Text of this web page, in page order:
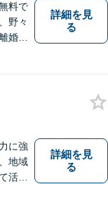
料で
野々
婚、
士が
す。
詳細を見
る
に強
地域
活動
詳細を見
る